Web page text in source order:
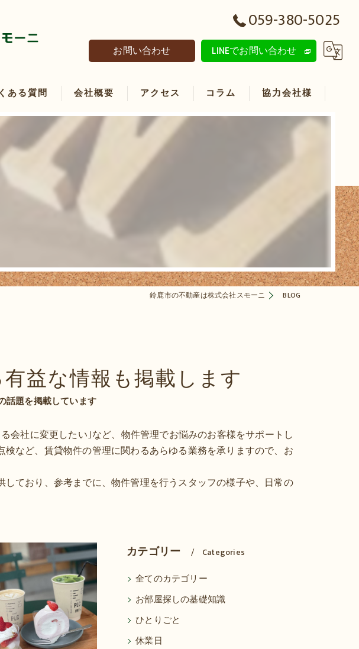
059-380-5025
お問い合わせ LINEでお問い合わせ
ある質問 会社概要 アクセス コラム 協力会社様
鈴鹿市の不動産は株式会社スモーニ BLOG
益な情報も掲載します
話題を掲載しています
会社に変更したい｣など、物件管理でお悩みのお客様をサポートし
など、賃貸物件の管理に関わるあらゆる業務を承りますので、お
ており、参考までに、物件管理を行うスタッフの様子や、日常の
カテゴリー Categories
全てのカテゴリー
お部屋探しの基礎知識
ひとりごと
休業日